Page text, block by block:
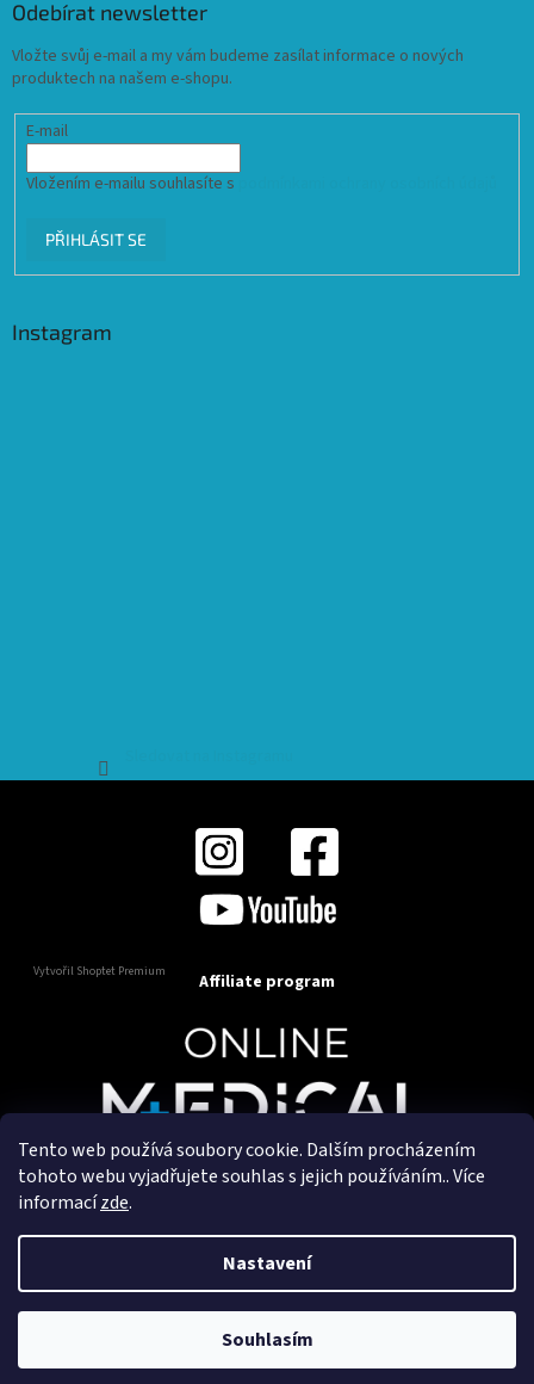
Tento web používá soubory cookie. Dalším procházením
tohoto webu vyjadřujete souhlas s jejich používáním.. Více
informacízde.
Nastavení
Souhlasím
Odebírat newsletter
Vložte svůj e-mail a my vám budeme zasílat informace o nových
produktech na našem e-shopu.
E-mail
Vložením e-mailu souhlasíte s
PŘIHLÁSIT SE
Instagram
Vytvořil Shoptet Premium Affiliate program
Copyright 2025OnlineMedical.cz. Všechna práva
Vytvořil a marketingově zajišťuje